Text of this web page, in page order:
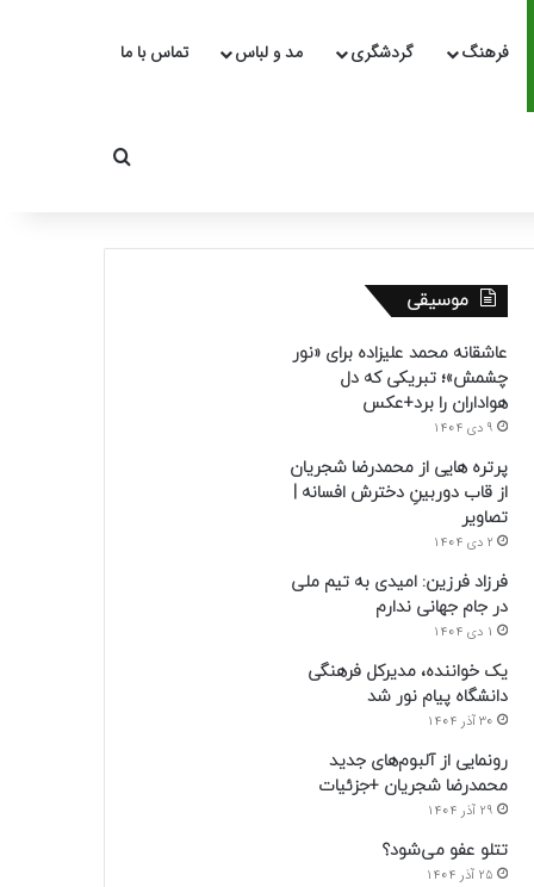
فرهنگ گردشگری مد و لباس تماس با ما
جستجو برای
موسیقی
عاشقانه محمد علیزاده برای «نور
چشمش»؛ تبریکی که دل
هواداران را برد+عکس
9 دی 1404
پرتره هایی از محمدرضا شجریان
از قاب دوربینِ دخترش افسانه |
تصاویر
2 دی 1404
فرزاد فرزین: امیدی به تیم ملی
در جام جهانی ندارم
1 دی 1404
یک خواننده، مدیرکل فرهنگی
دانشگاه پیام نور شد
30 آذر 1404
رونمایی از آلبوم‌های جدید
محمدرضا شجریان +جزئیات
29 آذر 1404
تتلو عفو می‌شود؟
25 آذر 1404